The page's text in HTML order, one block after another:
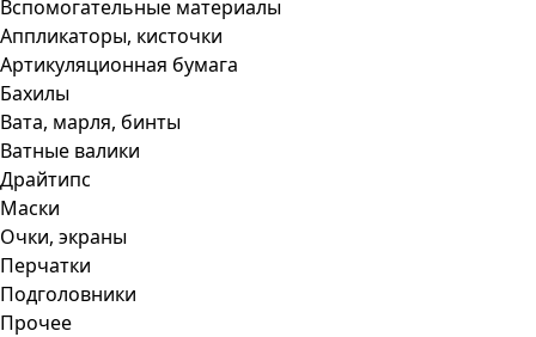
Вспомогательные материалы
Аппликаторы, кисточки
Артикуляционная бумага
Бахилы
Вата, марля, бинты
Ватные валики
Драйтипс
Маски
Очки, экраны
Перчатки
Подголовники
Прочее